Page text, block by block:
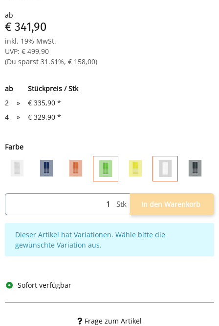
ab
€ 341,90
inkl. 19% MwSt.
UVP: € 499,90
(Du sparst 31.61%, € 158,00)
ab
Stückpreis / Stk
2
» € 335,90 *
4
» € 329,90 *
Farbe
Stk In den Warenkorb
x
Dieser Artikel hat Variationen. Wähle bitte die
gewünschte Variation aus.
Sofort verfügbar
Frage zum Artikel